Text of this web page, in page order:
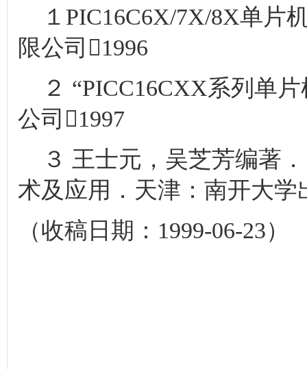
１PIC16C6X/7X/8X单片
限公司1996
２ “PICC16CXX系列单
公司1997
３ 王士元，吴芝芳编著．
术及应用．天津：南开大学
（收稿日期：1999-06-23）